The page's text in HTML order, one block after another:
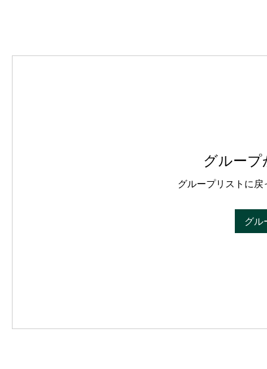
グルー
グループリストに
グル